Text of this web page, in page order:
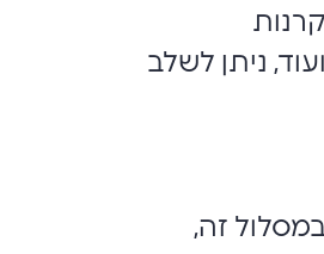
ניתן לשלב
זה,